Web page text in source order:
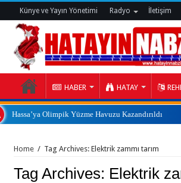
Künye ve Yayın Yönetimi Radyo İletişim
HABER HATAY
Hassa’ya Olimpik Yüzme Havuzu Kazandırıldı
Home / Tag Archives: Elektrik zammı tarım
Tag Archives: Elektrik